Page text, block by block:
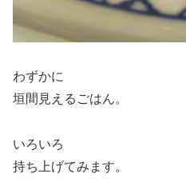
わずかに
垣間見えるごはん。
いろいろ
持ち上げてみます。